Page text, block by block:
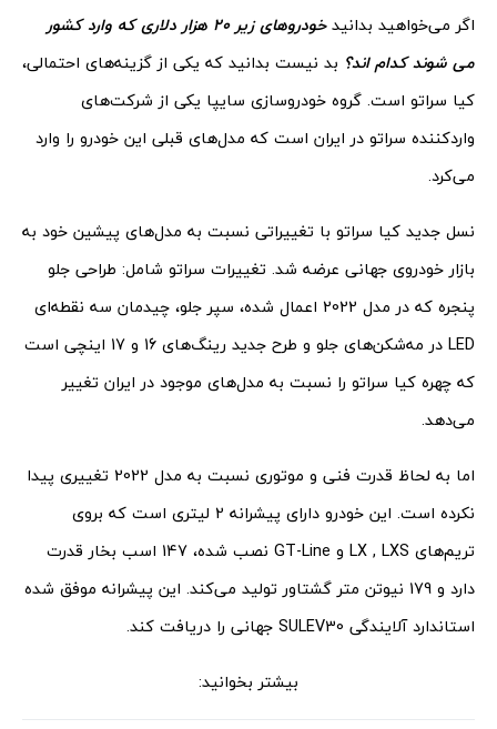
اگر می‌خواهید بدانید
خودروهای زیر 20 هزار دلاری که وارد کشور
می شوند کدام اند؟ بد نیست بدانید که یکی از گزینه‌های احتمالی،
کیا سراتو است. گروه خودروسازی سایپا یکی از شرکت‌های
واردکننده سراتو در ایران است که مدل‌های قبلی این خودرو را وارد
می‌کرد.
نسل جدید کیا سراتو با تغییراتی نسبت به مدل‌های پیشین خود به
بازار خودروی جهانی عرضه شد. تغییرات سراتو شامل: طراحی جلو
پنجره که در مدل 2022 اعمال شده، سپر جلو، چیدمان سه­ نقطه‌­ای
LED در مه‌­شکن­‌های جلو و طرح جدید رینگ‌های 16 و 17 اینچی است
که چهره کیا سراتو را نسبت به مدل‌های موجود در ایران تغییر
می‌دهد.
اما به لحاظ قدرت فنی و موتوری نسبت به مدل 2022 تغییری پیدا
نکرده است. این خودرو دارای پیشرانه 2 لیتری است که بروی
تریم‌های LX , LXS و GT-Line نصب شده، 147 اسب ­‌بخار قدرت
دارد و 179 نیوتن‌ متر گشتاور تولید می‌­کند. این پیشرانه موفق شده
استاندارد آلایندگی SULEV30 جهانی را دریافت کند.
بیشتر بخوانید: